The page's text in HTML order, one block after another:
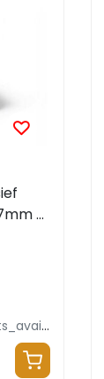
-
products.more_variants_available